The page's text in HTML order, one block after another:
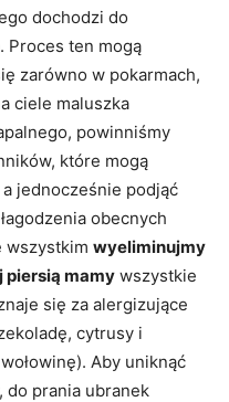
dochodzi do
. Proces ten mogą
zarówno w pokarmach,
ciele maluszka
powinniśmy
które mogą
jednocześnie podjąć
obecnych
wszystkim wyeliminujmy
mamy wszystkie
się za alergizujące
cytrusy i
Aby uniknąć
do prania ubranek